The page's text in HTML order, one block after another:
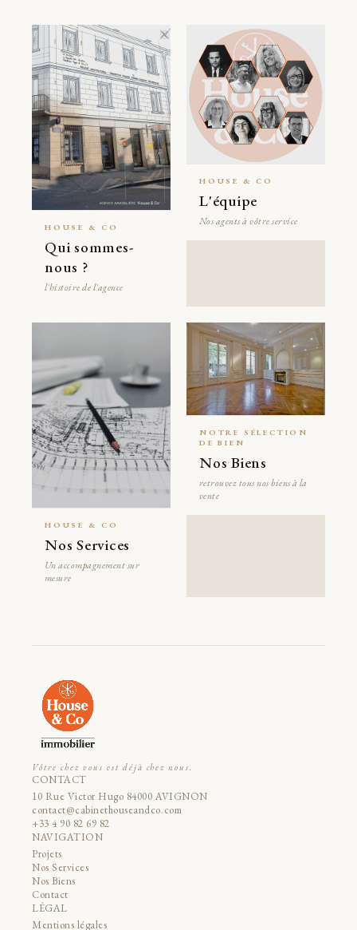
HOUSE & CO
Qui sommes-
nous ?
l'histoire de l'agence
HOUSE & CO
L'équipe
Nos agents à vôtre service
HOUSE & CO
Nos Services
Un accompagnement sur
mesure
NOTRE SÉLECTION
DE BIEN
Nos Biens
retrouvez tous nos biens à la
vente
Vôtre chez vous est déjà chez nous.
CONTACT
10 Rue Victor Hugo 84000 AVIGNON
contact@cabinethouseandco.com
+33 4 90 82 69 82
NAVIGATION
Projets
Nos Services
Nos Biens
Contact
LÉGAL
Mentions légales